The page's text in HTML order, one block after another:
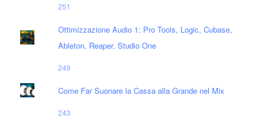
251
Ottimizzazione Audio 1: Pro Tools, Logic, Cubase,
Ableton, Reaper, Studio One
249
Come Far Suonare la Cassa alla Grande nel Mix
243